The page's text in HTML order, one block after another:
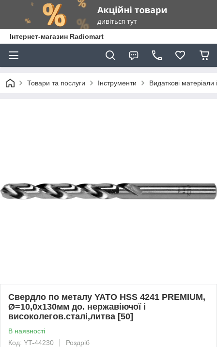
Інтернет-магазин Radiomart
Товари та послуги Інструменти Видаткові
Свердло по металу YATO HSS 4241 PREMIUM,
Ø=10,0х130мм до. нержавіючої і
високолегов.сталі,литва [50]
В наявності
Код: YT-44230
Роздріб